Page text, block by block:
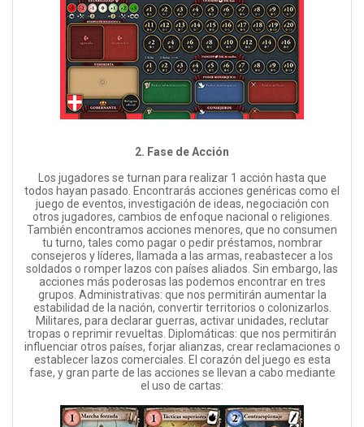
2. Fase de Acción
Los jugadores se turnan para realizar 1 acción hasta que
todos hayan pasado. Encontrarás acciones genéricas como el
juego de eventos, investigación de ideas, negociación con
otros jugadores, cambios de enfoque nacional o religiones.
También encontramos acciones menores, que no consumen
tu turno, tales como pagar o pedir préstamos, nombrar
consejeros y líderes, llamada a las armas, reabastecer a los
soldados o romper lazos con países aliados. Sin embargo, las
acciones más poderosas las podemos encontrar en tres
grupos. Administrativas: que nos permitirán aumentar la
estabilidad de la nación, convertir territorios o colonizarlos.
Militares, para declarar guerras, activar unidades, reclutar
tropas o reprimir revueltas. Diplomáticas: que nos permitirán
influenciar otros países, forjar alianzas, crear reclamaciones o
establecer lazos comerciales. El corazón del juego es esta
fase, y gran parte de las acciones se llevan a cabo mediante
el uso de cartas: